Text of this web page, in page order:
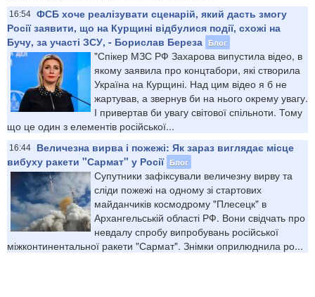
16:54 ФСБ хоче реалізувати сценарій, який дасть змогу
Росії заявити, що на Курщині відбулися події, схожі на
Бучу, за участі ЗСУ, - Борислав Береза Блог
"Спікер МЗС РФ Захарова випустила відео, в
якому заявила про концтабори, які створила
Україна на Курщині. Над цим відео я б не
жартував, а звернув би на нього окрему увагу.
І привертав би увагу світової спільноти. Тому
що це один з елементів російської...
16:44
Величезна вирва і пожежі: Як зараз виглядає місце
вибуху ракети "Сармат" у Росії Блог
Супутники зафіксували величезну вирву та
сліди пожежі на одному зі стартових
майданчиків космодрому "Плесецк" в
Архангельській області РФ. Вони свідчать про
невдалу спробу випробувань російської
міжконтинентальної ракети "Сармат". Знімки оприлюднила ро...